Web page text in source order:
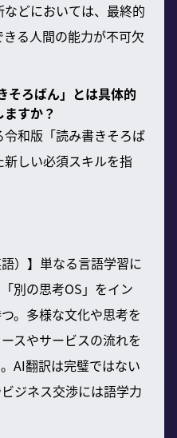
どにおいては、最終的
る人間の能力が不可欠
そろばん」とは具体的
すか？
和版「読み書きそろば
しい必須スキルを指
）】単なる言語学習に
別の思考OS」をイン
。多様な文化や思考を
スやサービスの流れを
AI翻訳は完璧ではない
ジネス交渉には語学力